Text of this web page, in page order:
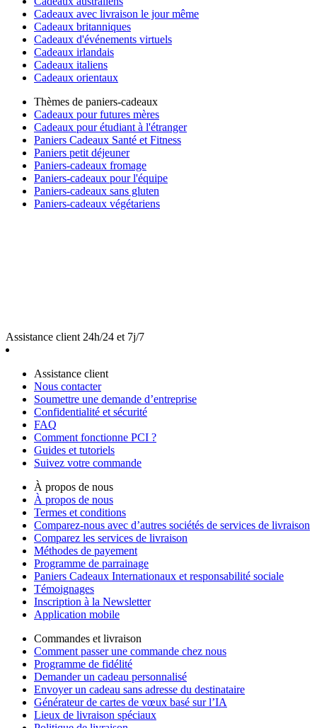
Cadeaux avec livraison le jour même
Cadeaux britanniques
Cadeaux d'événements virtuels
Cadeaux irlandais
Cadeaux italiens
Cadeaux orientaux
Thèmes de paniers-cadeaux
Cadeaux pour futures mères
Cadeaux pour étudiant à l'étranger
Paniers Cadeaux Santé et Fitness
Paniers petit déjeuner
Paniers-cadeaux fromage
Paniers-cadeaux pour l'équipe
Paniers-cadeaux sans gluten
Paniers-cadeaux végétariens
Assistance client 24h/24 et 7j/7
Assistance client
Nous contacter
Soumettre une demande d’entreprise
Confidentialité et sécurité
FAQ
Comment fonctionne PCI ?
Guides et tutoriels
Suivez votre commande
À propos de nous
À propos de nous
Termes et conditions
Comparez-nous avec d’autres sociétés de services de livraison
Comparez les services de livraison
Méthodes de payement
Programme de parrainage
Paniers Cadeaux Internationaux et responsabilité sociale
Témoignages
Inscription à la Newsletter
Application mobile
Commandes et livraison
Comment passer une commande chez nous
Programme de fidélité
Demander un cadeau personnalisé
Envoyer un cadeau sans adresse du destinataire
Générateur de cartes de vœux basé sur l’IA
Lieux de livraison spéciaux